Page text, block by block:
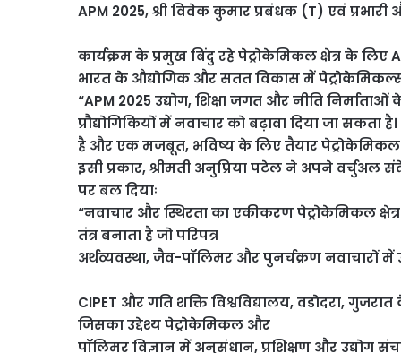
APM 2025, श्री विवेक कुमार प्रबंधक (T) एवं
कार्यक्रम के प्रमुख बिंदु रहे पेट्रोकेमिकल क्षेत्र के लिए
भारत के औद्योगिक और सतत विकास में
“APM 2025 उद्योग, शिक्षा जगत और नीति
प्रौद्योगिकियों में नवाचार को बढ़ावा दिया जा
है और एक मजबूत, भविष्य के लिए तैयार पेट्रोकेमिकल
इसी प्रकार, श्रीमती अनुप्रिया पटेल ने अपने
पर बल दियाः
“नवाचार और स्थिरता का एकीकरण पेट्रोकेमिकल
तंत्र बनाता है जो परिपत्र
अर्थव्यवस्था, जैव-पॉलिमर और पुनर्चक्रण नवाचारों में
CIPET और गति शक्ति विश्वविद्यालय, वडोदरा,
जिसका उद्देश्य पेट्रोकेमिकल और
पॉलिमर विज्ञान में अनुसंधान, प्रशिक्षण और उद्योग